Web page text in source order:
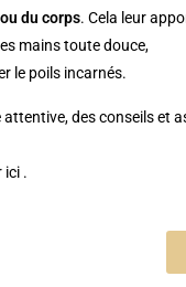
du corps. Cela leur
mains toute douce,
le poils incarnés.
des conseils et
ici .